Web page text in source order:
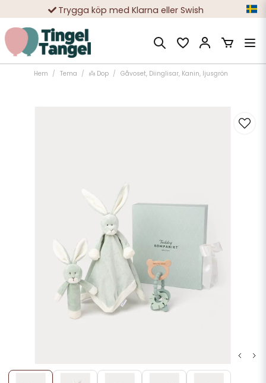
Trygga köp med Klarna eller Swish
10 000-tals nöjda kunder
Hem Tema 👼 Dop Gåvoset, Diinglisar, Kanin, ljusgrön